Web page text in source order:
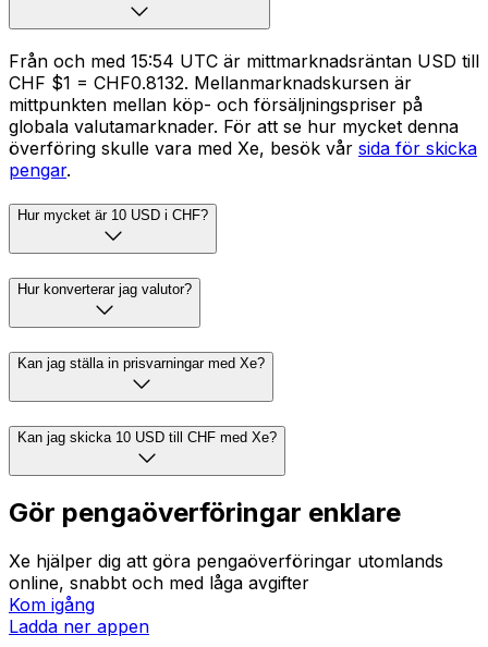
Från och med 15:54 UTC är mittmarknadsräntan USD till
CHF $1 = CHF0.8132. Mellanmarknadskursen är
mittpunkten mellan köp- och försäljningspriser på
globala valutamarknader. För att se hur mycket denna
överföring skulle vara med Xe, besök vår sida för skicka
pengar.
Hur mycket är 10 USD i CHF?
Hur konverterar jag valutor?
Kan jag ställa in prisvarningar med Xe?
Kan jag skicka 10 USD till CHF med Xe?
Gör pengaöverföringar enklare
Xe hjälper dig att göra pengaöverföringar utomlands
online, snabbt och med låga avgifter
Kom igång
Ladda ner appen